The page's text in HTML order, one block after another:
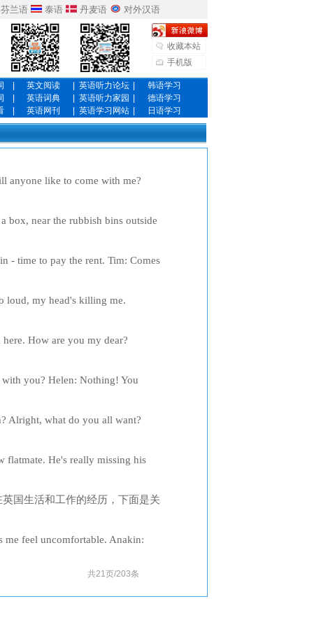
芬兰语 泰语 丹麦语 对外汉语
收藏本站
手机版
英文阅读 英语听力论坛
韩语学习
英语词典 英语听力家园
德语学习
英语网刊 英语学习网站 日语学习
anyone like to come with me?
near the rubbish bins outside
- time to pay the rent. Tim: Comes
loud, my head's killing me.
How are you my dear?
you? Helen: Nothing! You
Alright, what do you all want?
He's really missing his
国生活和工作的经历，下面是关
me feel uncomfortable. Anakin:
共21页/203条